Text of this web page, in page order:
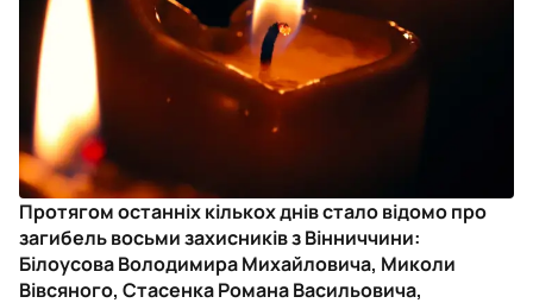
Протягом останніх кількох днів стало відомо про
загибель восьми захисників з Вінниччини:
Білоусова Володимира Михайловича, Миколи
Вівсяного, Стасенка Романа Васильовича,